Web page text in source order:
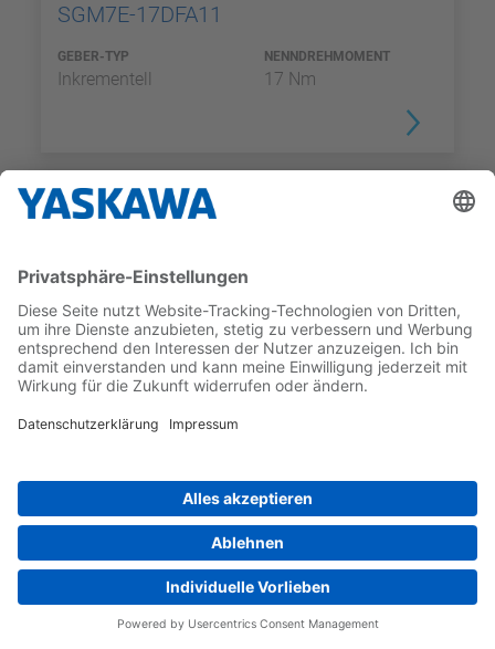
SGM7E-17DFA11
GEBER-TYP
Inkrementell
NENNDREHMOMENT
17 Nm
SGM7E-25DFA11
GEBER-TYP NENNDREHMOMENT
25 Nm